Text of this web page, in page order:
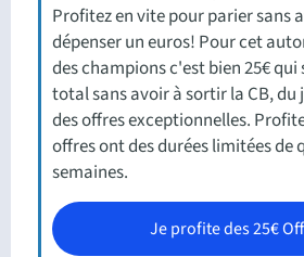
Profitez en vite pour parier sans
dépenser un euros! Pour cet
des champions c'est bien 25€
total sans avoir à sortir la CB, du
des offres exceptionnelles.
offres ont des durées limitées de
semaines.
Je profite des 25€